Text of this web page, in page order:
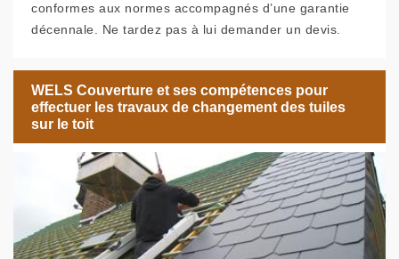
conformes aux normes accompagnés d’une garantie
décennale. Ne tardez pas à lui demander un devis.
WELS Couverture et ses compétences pour
effectuer les travaux de changement des tuiles
sur le toit